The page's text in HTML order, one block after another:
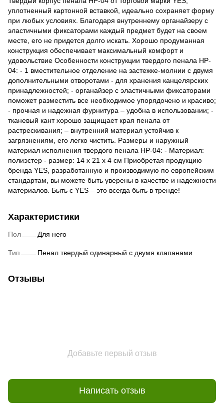
уплотненный картонной вставкой, идеально сохраняет форму
при любых условиях. Благодаря внутреннему органайзеру с
эластичными фиксаторами каждый предмет будет на своем
месте, его не придется долго искать. Хорошо продуманная
конструкция обеспечивает максимальный комфорт и
удовольствие Особенности конструкции твердого пенала HP-
04: - 1 вместительное отделение на застежке-молнии с двумя
дополнительными отворотами - для хранения канцелярских
принадлежностей; - органайзер с эластичными фиксаторами
поможет разместить все необходимое упорядочено и красиво;
- прочная и надежная фурнитура – удобна в использовании; -
тканевый кант хорошо защищает края пенала от
растрескивания; – внутренний материал устойчив к
загрязнениям, его легко чистить. Размеры и наружный
материал исполнения твердого пенала HP-04: - Материал:
полиэстер - размер: 14 х 21 х 4 см Приобретая продукцию
бренда YES, разработанную и производимую по европейским
стандартам, вы можете быть уверены в качестве и надежности
материалов. Быть с YES – это всегда быть в тренде!
Характеристики
Пол Для него
Тип Пенал твердый одинарный с двумя клапанами
Отзывы
Добавьте первый отзыв
Написать отзыв